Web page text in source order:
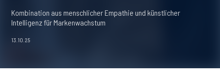
Kombination aus menschlicher Empathie und künstlicher
Intelligenz für Markenwachstum
13.10.25